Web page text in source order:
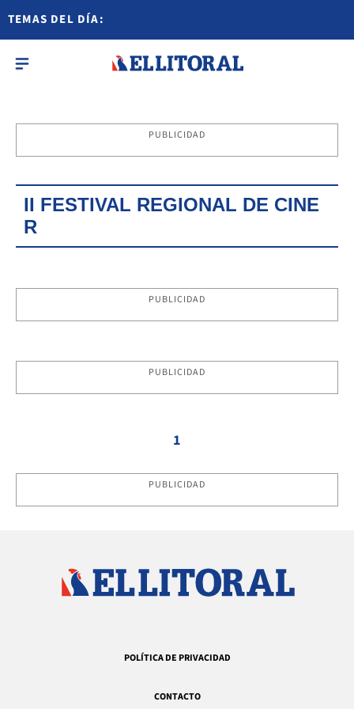
TEMAS DEL DÍA:
PUBLICIDAD
II FESTIVAL REGIONAL DE CINE
R
PUBLICIDAD
PUBLICIDAD
1
PUBLICIDAD
POLÍTICA DE PRIVACIDAD
CONTACTO